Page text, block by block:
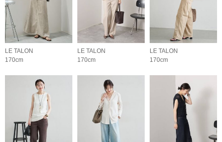
LE TALON
170cm
LE TALON
170cm
LE TALON
170cm